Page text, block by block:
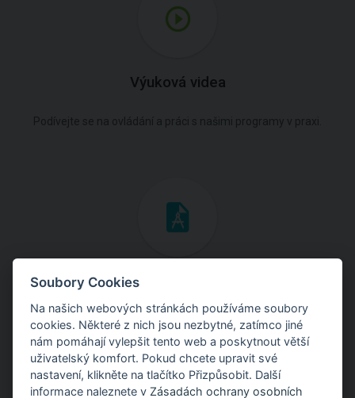
Výuková videa
Inženýrské manuály
Stáhněte si manuály s teoretickými i praktickými ukázkami
použití programů.
Soubory Cookies
Na našich webových stránkách používáme soubory
cookies. Některé z nich jsou nezbytné, zatímco jiné
nám pomáhají vylepšit tento web a poskytnout větší
uživatelský komfort. Pokud chcete upravit své
nastavení, klikněte na tlačítko Přizpůsobit. Další
informace naleznete v Zásadách ochrany osobních